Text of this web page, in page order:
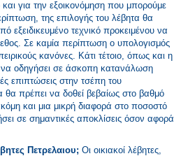
για την εξοικονόμηση που μπορούμε
της επιλογής του λέβητα θα
εξειδικευμένο τεχνικό προκειμένου να
Σε καμία περίπτωση ο υπολογισμός
κανόνες. Κάτι τέτοιο, όπως και η
να οδηγήσει σε άσκοπη κατανάλωση
επιπτώσεις στην τσέπη του
θα πρέπει να δοθεί βεβαίως στο βαθμό
και μια μικρή διαφορά στο ποσοστό
σε σημαντικές αποκλίσεις όσον αφορά
Πετρελαιου; Οι οικιακοί λέβητες,